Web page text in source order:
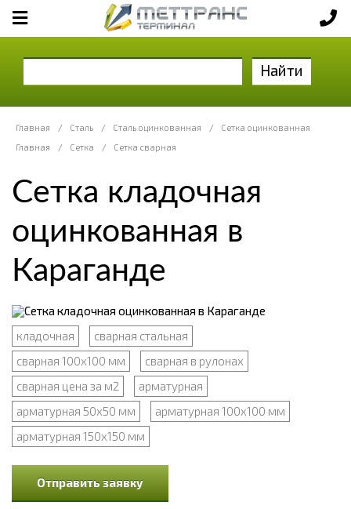
Найти
Главная / Сталь / Сталь оцинкованная /
Сетка оцинкованная
Главная
/ Сетка / Сетка сварная
Сетка кладочная
оцинкованная в
Караганде
кладочная
сварная стальная
сварная 100x100 мм
сварная в рулонах
сварная цена за м2
арматурная
арматурная 50x50 мм
арматурная 100x100 мм
арматурная 150x150 мм
Отправить заявку